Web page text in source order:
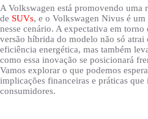
A Volkswagen está promovendo uma
de SUVs, e o Volkswagen Nivus é
nesse cenário. A expectativa em torno
versão híbrida do modelo não só atrai
eficiência energética, mas também
como essa inovação se posicionará
Vamos explorar o que podemos
implicações financeiras e práticas que
consumidores.